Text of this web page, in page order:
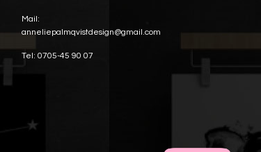
Mail:
anneliepalmqvistdesign@gmail.com
Tel: 0705-45 90 07